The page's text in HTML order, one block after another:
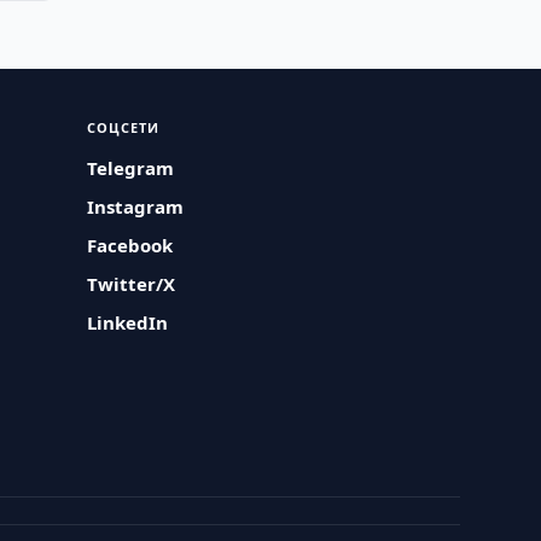
СОЦСЕТИ
Telegram
Instagram
Facebook
Twitter/X
LinkedIn